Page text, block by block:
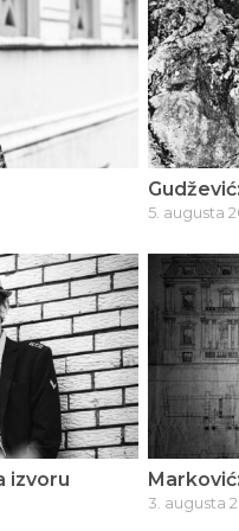
5. augusta
izvoru
3. augusta